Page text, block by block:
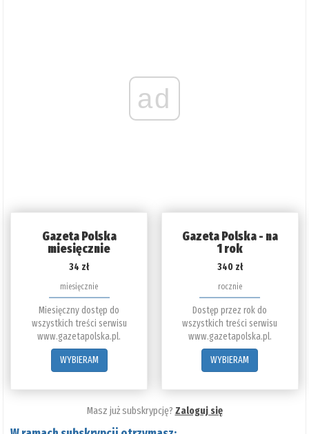
ad
Gazeta Polska
miesięcznie
34 zł
miesięcznie
Miesięczny dostęp do
wszystkich treści serwisu
www.gazetapolska.pl.
WYBIERAM
Gazeta Polska - na
1 rok
340 zł
rocznie
Dostęp przez rok do
wszystkich treści serwisu
www.gazetapolska.pl.
WYBIERAM
Masz już subskrypcję? Zaloguj się